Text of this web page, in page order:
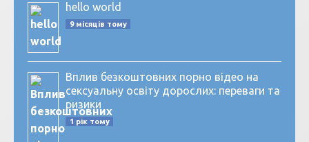
hello world
9 місяців тому
Вплив безкоштовних порно відео на
сексуальну освіту дорослих: переваги та
ризики
1 рік тому